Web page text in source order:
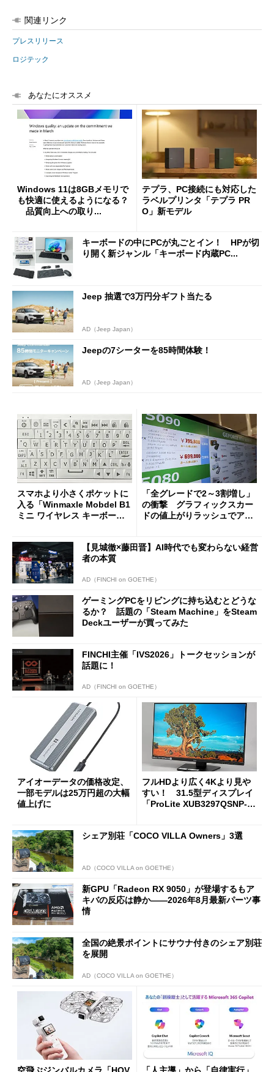
関連リンク
プレスリリース
ロジテック
あなたにオススメ
Windows 11は8GBメモリで
も快適に使えるようになる？
品質向上への取り...
テプラ、PC接続にも対応した
ラベルプリンタ「テプラ PR
O」新モデル
キーボードの中にPCが丸ごとイン！ HPが切
り開く新ジャンル「キーボード内蔵PC...
Jeep 抽選で3万円分ギフト当たる
AD（Jeep Japan）
Jeepの7シーターを85時間体験！
AD（Jeep Japan）
スマホより小さくポケットに
入る「Winmaxle Mobdel B1
ミニ ワイヤレス キーボー
「全グレードで2～3割増し」
の衝撃 グラフィックスカー
ドの値上がりラッシュでアキ
【見城徹×藤田晋】AI時代でも変わらない経営
者の本質
AD（FINCHI on GOETHE）
ゲーミングPCをリビングに持ち込むとどうな
るか？ 話題の「Steam Machine」をSteam
Deckユーザーが買ってみた
FINCHI主催「IVS2026」トークセッションが
話題に！
AD（FINCHI on GOETHE）
アイオーデータの価格改定、
一部モデルは25万円超の大幅
値上げに
フルHDより広く4Kより見や
すい！ 31.5型ディスプレイ
「ProLite XUB3297QSNP-B
シェア別荘「COCO VILLA Owners」3選
AD（COCO VILLA on GOETHE）
新GPU「Radeon RX 9050」が登場するもア
キバの反応は静か――2026年8月最新パーツ事
情
全国の絶景ポイントにサウナ付きのシェア別荘
を展開
AD（COCO VILLA on GOETHE）